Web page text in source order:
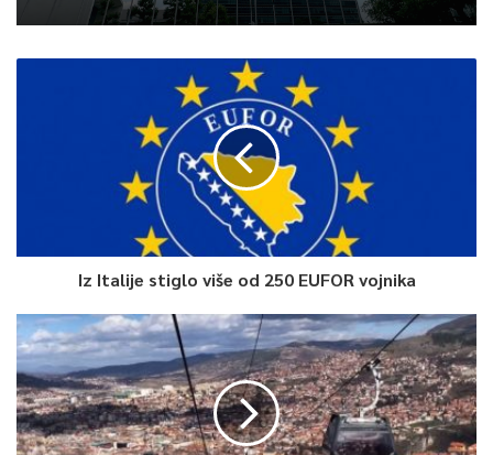
paypal1@pomozi.ba
Za uplate iz BiH:
UniCredit Bank
338-730-22202506-52
154-180-20085330-48
Raiffeisen Bank
161-000-02481200-94
Bosna Bank International d.d
141-306-53201196-79
Iz Italije stiglo više od 250 EUFOR vojnika